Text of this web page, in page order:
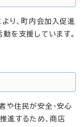
り、町内会加入促進
を支援しています。
や住民が安全・安心
進するため、商店